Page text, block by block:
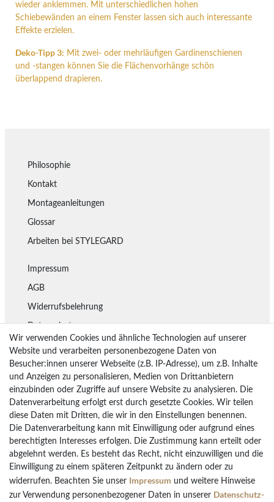
wieder anklemmen. Mit unterschiedlichen hohen
Schiebewänden an einem Fenster lassen sich auch interessante
Effekte erzielen.
Deko-Tipp 3: Mit zwei- oder mehrläufigen Gardinenschienen
und -stangen können Sie die Flächenvorhänge schön
überlappend drapieren.
Philosophie
Kontakt
Montageanleitungen
Glossar
Arbeiten bei STYLEGARD
Impressum
AGB
Widerrufsbelehrung
Datenschutz
Lieferung
Rückgaberecht
Vertrag widerrufen
Bezahlarten
PayPal
Vorkasse Überweisung
Kreditkarten
Wir verwenden Cookies und ähnliche Technologien auf unserer
Website und verarbeiten personenbezogene Daten von
Besucher:innen unserer Webseite (z.B. IP-Adresse), um z.B. Inhalte
und Anzeigen zu personalisieren, Medien von Drittanbietern
einzubinden oder Zugriffe auf unsere Website zu analysieren. Die
Datenverarbeitung erfolgt erst durch gesetzte Cookies. Wir teilen
diese Daten mit Dritten, die wir in den Einstellungen benennen.
Die Datenverarbeitung kann mit Einwilligung oder aufgrund eines
berechtigten Interesses erfolgen. Die Zustimmung kann erteilt oder
abgelehnt werden. Es besteht das Recht, nicht einzuwilligen und die
Einwilligung zu einem späteren Zeitpunkt zu ändern oder zu
widerrufen. Beachten Sie unser Impressum und weitere Hinweise
zur Verwendung personenbezogener Daten in unserer Daten­schutz­